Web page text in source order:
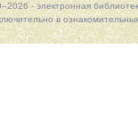
- электронная
в